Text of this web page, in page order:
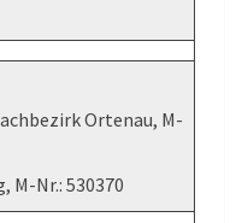
Ortenau, M-
M-Nr.: 530370